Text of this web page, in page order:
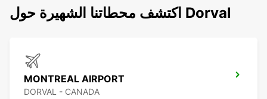
اكتشف محطاتنا الشهيرة حول Dorval
MONTREAL AIRPORT
DORVAL - CANADA